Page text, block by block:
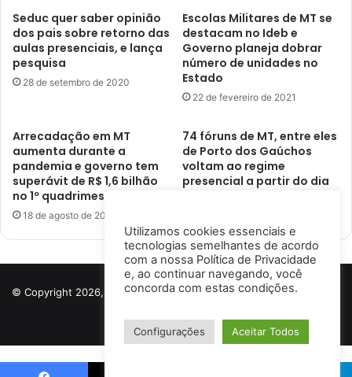
Seduc quer saber opinião
dos pais sobre retorno das
aulas presenciais, e lança
pesquisa
28 de setembro de 2020
Escolas Militares de MT se
destacam no Ideb e
Governo planeja dobrar
número de unidades no
Estado
22 de fevereiro de 2021
Arrecadação em MT
aumenta durante a
pandemia e governo tem
superávit de R$ 1,6 bilhão
no 1º quadrimestre
18 de agosto de 2020
74 fóruns de MT, entre eles
de Porto dos Gaúchos
voltam ao regime
presencial a partir do dia
© Copyright 2026, Todos os direitos reservados a Porto Notícias |
Desenvolvido porIsmael Lima
Utilizamos cookies essenciais e
tecnologias semelhantes de acordo
com a nossa Política de Privacidade
e, ao continuar navegando, você
concorda com estas condições.
Configurações Aceitar Todos